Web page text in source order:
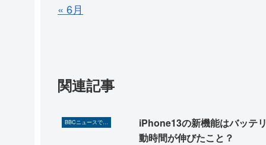
« 6月
関連記事
BBCニュースで英語を勉強しよう（TOEIC対策に！）
iPhone13の新機能はバッテ
動時間が伸びたこと？